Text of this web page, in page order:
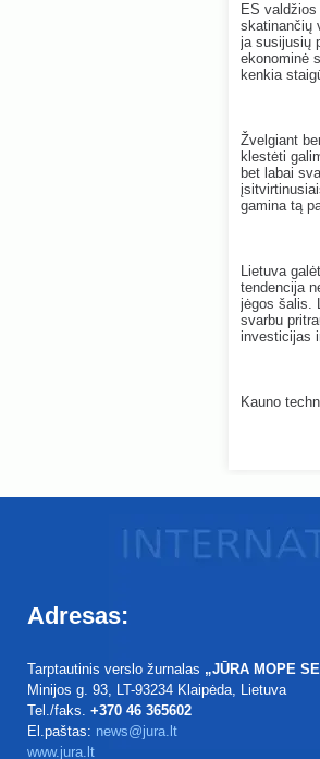
ES
skatinančių
ja susijusių
ekonominė
kenkia
Žvelgiant
klestėti
bet labai
gamina tą
Lietuva
tendencija
jėgos šalis.
svarbu
investicijas
Kauno
Adresas:
Tarptautinis verslo žurnalas „JŪRA MOPE
Minijos g. 93, LT-93234 Klaipėda, Lietuva
Tel./faks. +370 46 365602
El.paštas: news@jura.lt
www.jura.lt